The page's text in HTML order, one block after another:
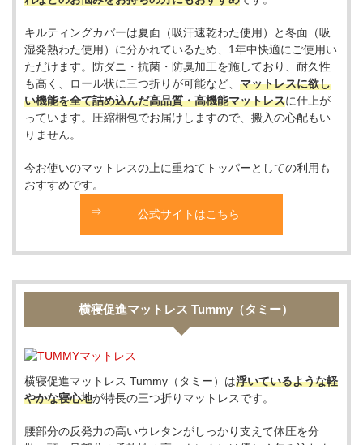
キルティングカバーは夏面（吸汗速乾わた使用）と冬面（吸
湿発熱わた使用）に分かれているため、1年中快適にご使用い
ただけます。防ダニ・抗菌・防臭加工を施しており、耐久性
も高く、ロール状に三つ折りが可能など、 マットレスに欲し
い機能を全て詰め込んだ高品質・高機能マットレスに仕上が
っています。圧縮梱包でお届けしますので、搬入の心配もい
りません。
今お使いのマットレスの上に重ねてトッパーとしての利用も
おすすめです。
公式サイトはこちら
横寝促進マットレス Tummy（タミー）
横寝促進マットレス Tummy（タミー）は浮いているような軽
やかな寝心地が特長の三つ折りマットレスです。
腰部分の反発力の高いウレタンがしっかり支えて体圧を分